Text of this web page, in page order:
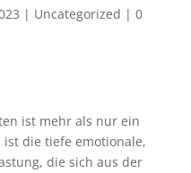
| Uncategorized | 0
ist mehr als nur ein
ist die tiefe emotionale,
die sich aus der